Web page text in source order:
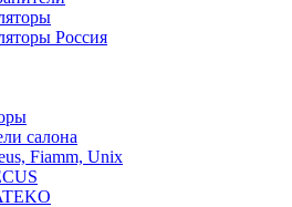
Россия
салона
Fiamm, Unix